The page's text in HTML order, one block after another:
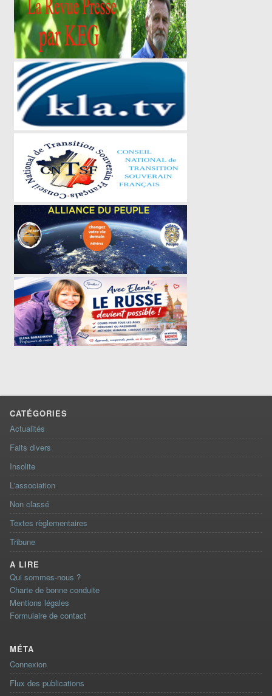
CATÉGORIES
Actualités
Faits divers
Insolite
L'association
Non classé
Textes règlementaires
Tribune
A LIRE
Qui sommes-nous ?
Charte de bonne conduite
Mentions légales
Formulaire de contact
MÉTA
Connexion
Flux des publications